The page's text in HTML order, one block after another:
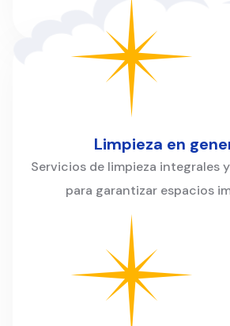
Limpieza en
Servicios de limpieza integrales
para garantizar espacios